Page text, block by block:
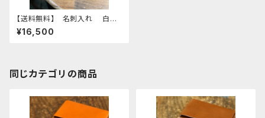
【送料無料】 名刺入れ 白文
鳥 グリーン GREEN ぶんち
ょう 1羽 栃木レザー
¥16,500
同じカテゴリの商品